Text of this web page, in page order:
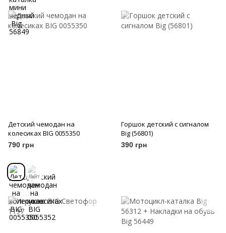
Детский чемодан на
колесиках BIG 0055350
790 грн
Горшок детский с сигналом
Big (56801)
390 грн